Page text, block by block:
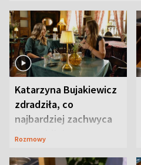
Katarzyna Bujakiewicz
zdradziła, co
najbardziej zachwyca
ją w Lublinie
Rozmowy